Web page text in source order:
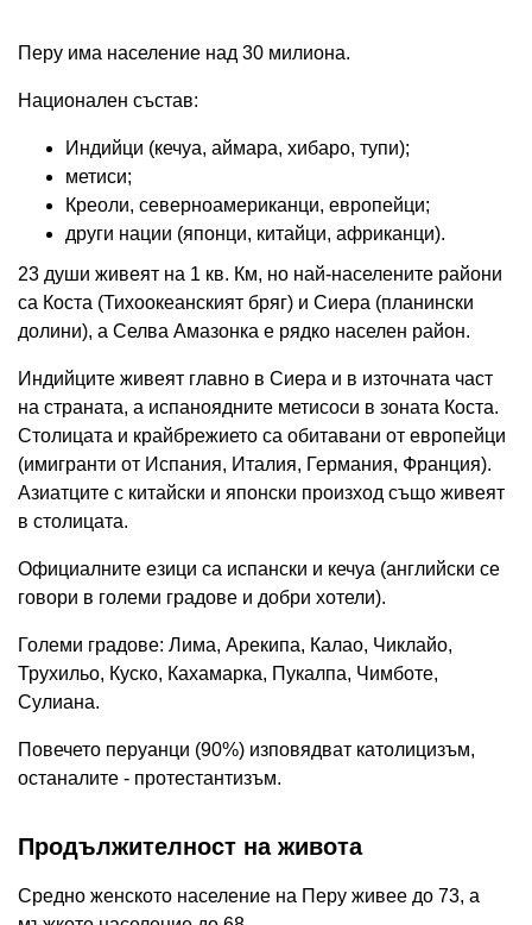
Перу има население над 30 милиона.
Национален състав:
Индийци (кечуа, аймара, хибаро, тупи);
метиси;
Креоли, северноамериканци, европейци;
други нации (японци, китайци, африканци).
23 души живеят на 1 кв. Км, но най-населените райони
са Коста (Тихоокеанският бряг) и Сиера (планински
долини), а Селва Амазонка е рядко населен район.
Индийците живеят главно в Сиера и в източната част
на страната, а испаноядните метисоси в зоната Коста.
Столицата и крайбрежието са обитавани от европейци
(имигранти от Испания, Италия, Германия, Франция).
Азиатците с китайски и японски произход също живеят
в столицата.
Официалните езици са испански и кечуа (английски се
говори в големи градове и добри хотели).
Големи градове: Лима, Арекипа, Калао, Чиклайо,
Трухильо, Куско, Кахамарка, Пукалпа, Чимботе,
Сулиана.
Повечето перуанци (90%) изповядват католицизъм,
останалите - протестантизъм.
Продължителност на живота
Средно женското население на Перу живее до 73, а